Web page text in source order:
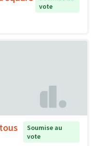
vote
Soumise au
vote